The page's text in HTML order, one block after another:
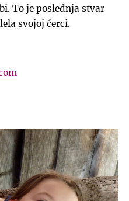
To je poslednja stvar
svojoj ćerci.